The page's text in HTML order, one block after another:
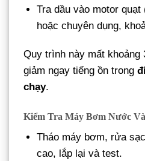
Tra dầu vào motor
hoặc chuyên dụng,
Quy trình này mất khoảng
giảm ngay tiếng ồn trong
chạy.
Kiểm Tra Máy Bơm Nước
Tháo máy bơm, rửa
cao, lắp lại và test.